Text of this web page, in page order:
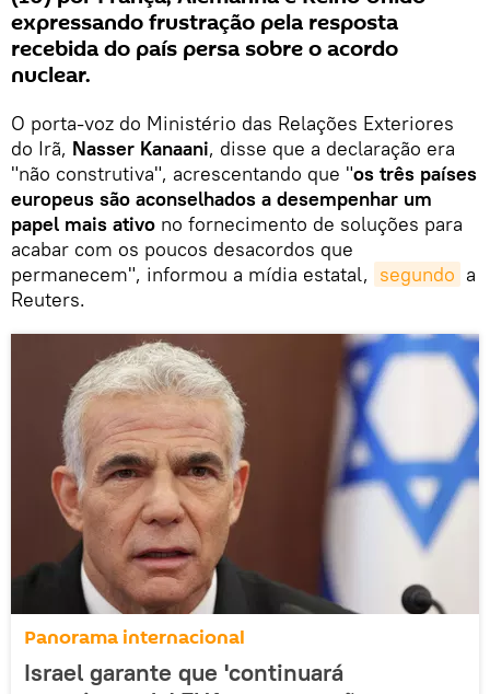
expressando frustração pela resposta
recebida do país persa sobre o acordo
nuclear.
O porta-voz do Ministério das Relações Exteriores
do Irã, Nasser Kanaani, disse que a declaração era
"não construtiva", acrescentando que "os três países
europeus são aconselhados a desempenhar um
papel mais ativo no fornecimento de soluções para
acabar com os poucos desacordos que
permanecem", informou a mídia estatal, segundo a
Reuters.
Panorama internacional
Israel garante que 'continuará